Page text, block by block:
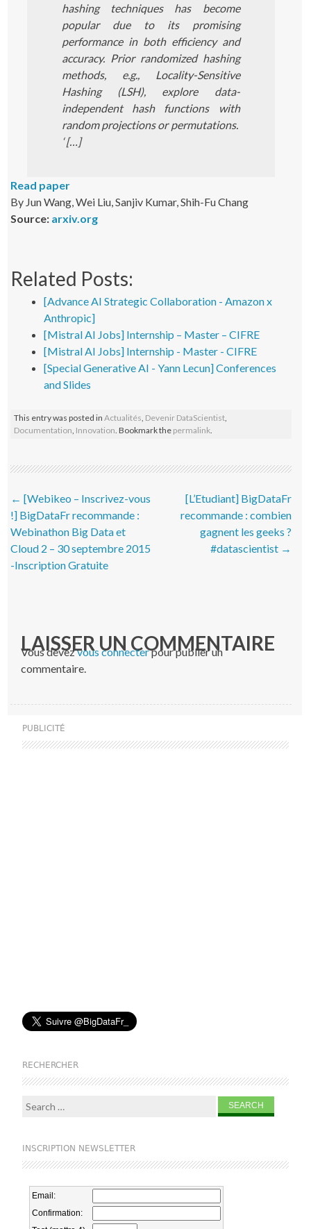
hashing techniques has become
popular due to its promising
performance in both efficiency and
accuracy. Prior randomized hashing
methods, e.g., Locality-Sensitive
Hashing (LSH), explore data-
independent hash functions with
random projections or permutations.
‘ […]
Read paper
By Jun Wang, Wei Liu, Sanjiv Kumar, Shih-Fu Chang
Source: arxiv.org
Related Posts:
[Advance AI Strategic Collaboration - Amazon x
Anthropic]
[Mistral AI Jobs] Internship – Master – CIFRE
[Mistral AI Jobs] Internship - Master - CIFRE
[Special Generative AI - Yann Lecun] Conferences
and Slides
This entry was posted inActualités, Devenir DataScientist,
Documentation, Innovation. Bookmark the permalink.
Post navigation
← [Webikeo – Inscrivez-vous
!] BigDataFr recommande :
Webinathon Big Data et
Cloud 2 – 30 septembre 2015
-Inscription Gratuite
[L’Etudiant] BigDataFr
recommande : combien
gagnent les geeks ?
#datascientist →
LAISSER UN COMMENTAIRE
Vous devezvous connecterpour publier un
commentaire.
PUBLICITÉ
RECHERCHER
Search for:
INSCRIPTION NEWSLETTER